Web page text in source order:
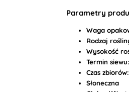
Parametry
Waga
Rodzaj
Wysokość
Termin
Czas zbiorów:
Słoneczna